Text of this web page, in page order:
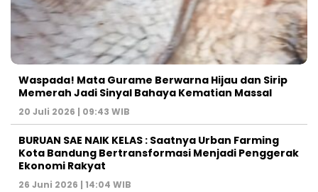
Waspada! Mata Gurame Berwarna Hijau dan Sirip
Memerah Jadi Sinyal Bahaya Kematian Massal
20 Juli 2026 | 09:43 WIB
BURUAN SAE NAIK KELAS : Saatnya Urban Farming
Kota Bandung Bertransformasi Menjadi Penggerak
Ekonomi Rakyat
26 Juni 2026 | 14:04 WIB